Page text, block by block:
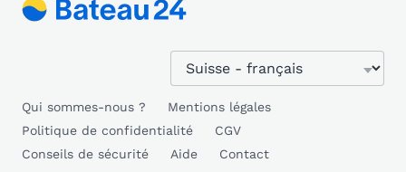
Qui sommes-nous ?
Mentions légales
Politique de confidentialité
CGV
Conseils de sécurité
Aide Contact